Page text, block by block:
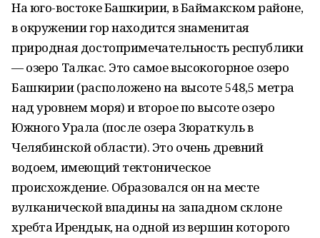
На юго-востоке Башкирии, в Баймакском районе,
в окружении гор находится знаменитая
природная достопримечательность республики
— озеро Талкас. Это самое высокогорное озеро
Башкирии (расположено на высоте 548,5 метра
над уровнем моря) и второе по высоте озеро
Южного Урала (после озера Зюраткуль в
Челябинской области). Это очень древний
водоем, имеющий тектоническое
происхождение. Образовался он на месте
вулканической впадины на западном склоне
хребта Ирендык, на одной из вершин которого